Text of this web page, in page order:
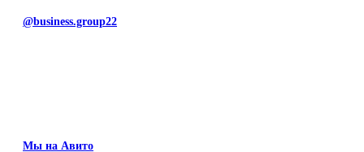
@business.group22
Мы на Авито